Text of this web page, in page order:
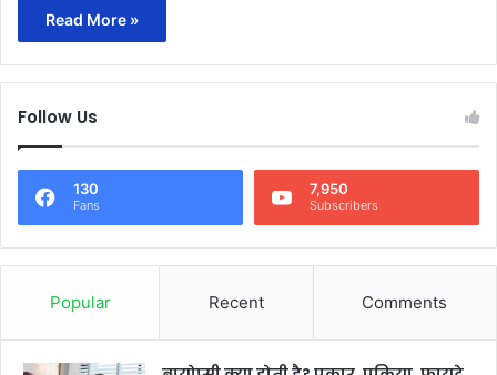
Read More »
Follow Us
130
Fans
7,950
Subscribers
Popular Recent Comments